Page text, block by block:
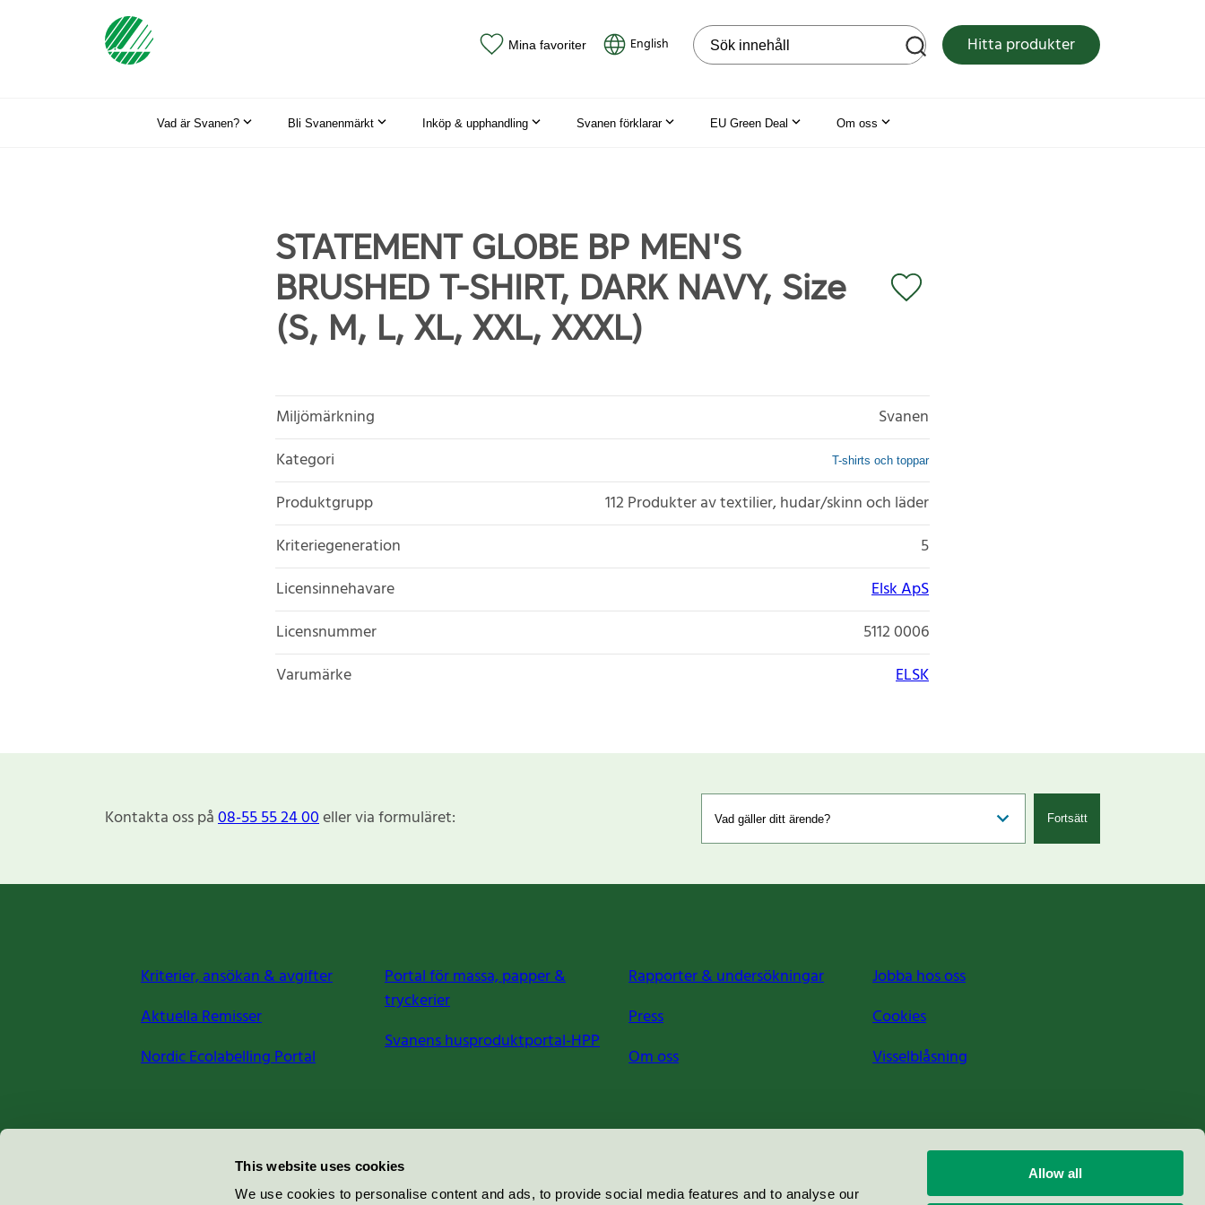
This website uses cookies
We use cookies to personalise content and ads, to provide social media features and to analyse our
Allow all
Mina favoriter English Sök på webbplatsen Hitta produkter
Vad är Svanen? Bli Svanenmärkt Inköp & upphandling Svanen förklarar EU Green Deal Om oss
STATEMENT GLOBE BP MEN'S
BRUSHED T-SHIRT, DARK NAVY, Size
(S, M, L, XL, XXL, XXXL)
Miljömärkning
Svanen
Kategori
T-shirts och toppar
Produktgrupp
112 Produkter av textilier, hudar/skinn och läder
Kriteriegeneration
5
Licensinnehavare
Elsk ApS
Licensnummer
5112 0006
Varumärke
ELSK
Kontakta oss på08-55 55 24 00eller via formuläret: Fortsätt
Kriterier, ansökan & avgifter
Aktuella Remisser
Nordic Ecolabelling Portal
Portal för massa, papper &
tryckerier
Svanens husproduktportal-HPP
Rapporter & undersökningar
Press
Om oss
Jobba hos oss
Cookies
Visselblåsning
Miljömärkning Sverige AB